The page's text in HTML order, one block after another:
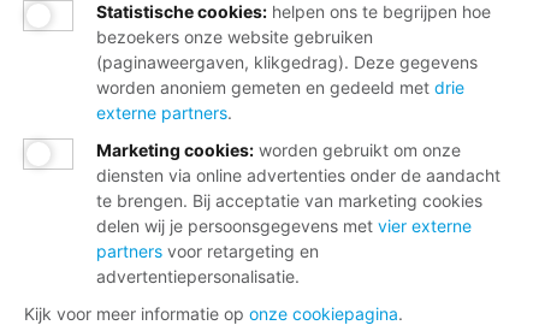
Statistische cookies: helpen ons te begrijpen hoe
bezoekers onze website gebruiken
(paginaweergaven, klikgedrag). Deze gegevens
worden anoniem gemeten en gedeeld met drie
externe partners.
Marketing cookies: worden gebruikt om onze
diensten via online advertenties onder de aandacht
te brengen. Bij acceptatie van marketing cookies
delen wij je persoonsgegevens met vier externe
partners voor retargeting en
advertentiepersonalisatie.
Kijk voor meer informatie op onze cookiepagina.